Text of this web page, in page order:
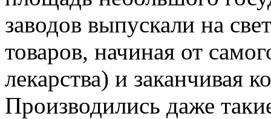
заводов выпускали на
товаров, начиная от
лекарства) и заканчивая
Производились даже